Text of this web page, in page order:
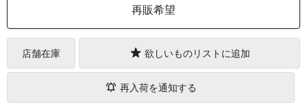
再販希望
店舗在庫 欲しいものリストに追加
再入荷を通知する